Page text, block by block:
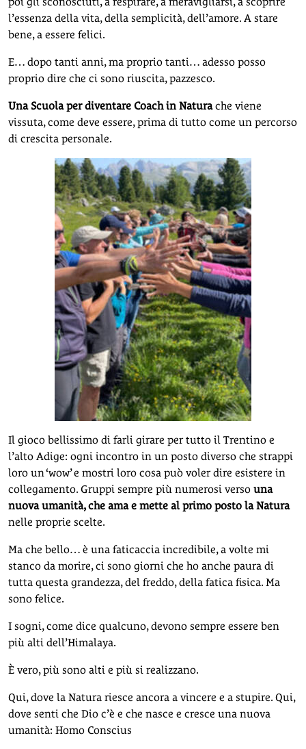
l’essenza della vita, della semplicità, dell’amore. A stare
bene, a essere felici.
E… dopo tanti anni, ma proprio tanti… adesso posso
proprio dire che ci sono riuscita, pazzesco.
Una Scuola per diventare Coach in Naturache viene
vissuta, come deve essere, prima di tutto come un percorso
di crescita personale.
Il gioco bellissimo di farli girare per tutto il Trentino e
l’alto Adige: ogni incontro in un posto diverso che strappi
loro un ‘wow’ e mostri loro cosa può voler dire esistere in
collegamento. Gruppi sempre più numerosi verso una
nuova umanità, che ama e mette al primo posto la Natura
nelle proprie scelte.
Ma che bello… è una faticaccia incredibile, a volte mi
stanco da morire, ci sono giorni che ho anche paura di
tutta questa grandezza, del freddo, della fatica fisica. Ma
sono felice.
I sogni, come dice qualcuno, devono sempre essere ben
più alti dell’Himalaya.
È vero, più sono alti e più si realizzano.
Qui, dove la Natura riesce ancora a vincere e a stupire. Qui,
dove senti che Dio c’è e che nasce e cresce una nuova
umanità: Homo Conscius